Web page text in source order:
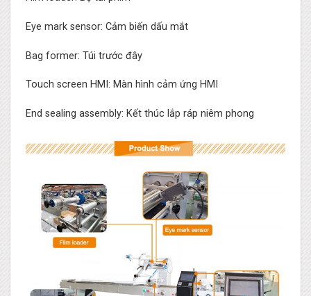
Eye mark sensor: Cảm biến dấu mắt
Bag former: Túi trước đây
Touch screen HMI: Màn hình cảm ứng HMI
End sealing assembly: Kết thúc lắp ráp niêm phong